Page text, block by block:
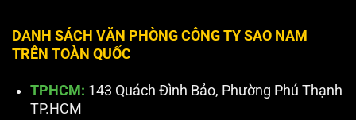
DANH SÁCH VĂN PHÒNG CÔNG TY SAO NAM
TRÊN TOÀN QUỐC
TPHCM: 143 Quách Đình Bảo, Phường Phú Thạnh
TP.HCM